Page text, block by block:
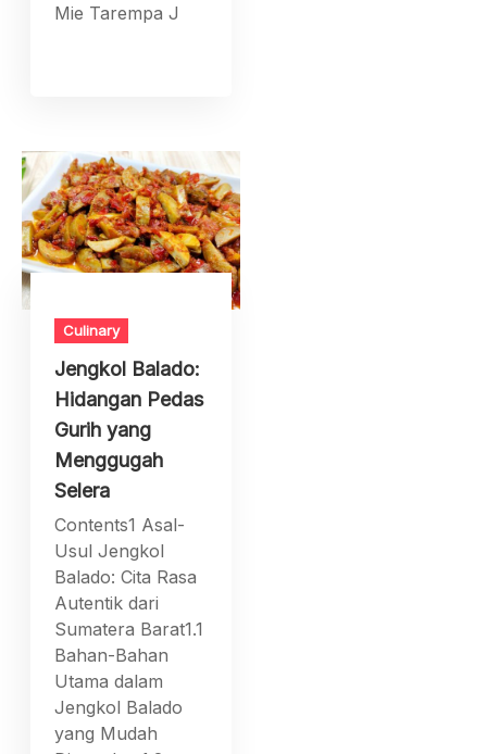
Mie Tarempa J
Culinary
Jengkol Balado:
Hidangan Pedas
Gurih yang
Menggugah
Selera
Contents1 Asal-
Usul Jengkol
Balado: Cita Rasa
Autentik dari
Sumatera Barat1.1
Bahan-Bahan
Utama dalam
Jengkol Balado
yang Mudah